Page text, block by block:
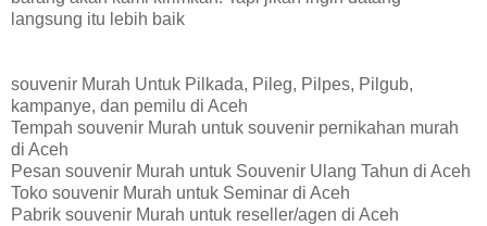
langsung itu lebih baik
souvenir Murah Untuk Pilkada, Pileg, Pilpes, Pilgub,
kampanye, dan pemilu di Aceh
Tempah souvenir Murah untuk souvenir pernikahan murah
di Aceh
Pesan souvenir Murah untuk Souvenir Ulang Tahun di Aceh
Toko souvenir Murah untuk Seminar di Aceh
Pabrik souvenir Murah untuk reseller/agen di Aceh